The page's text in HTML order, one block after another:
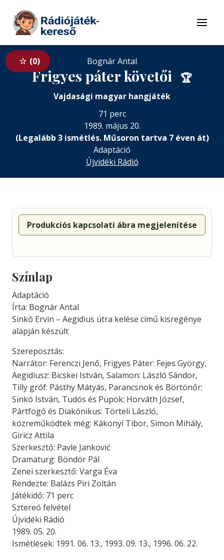
Tovább a tartalomhoz
Menü
0 Bognár Antal
Frigyes páter követői 🏆
Vajdasági magyar hangjáték
71 perc
1989. május 20.
(Legalább 3 ismétlés. Műsoron tartva 7 éven át)
Adaptáció
Újvidéki Rádió
Produkciós kapcsolati ábra megjelenítése
Színlap
Adaptáció
Írta: Bognár Antal
Sinkó Ervin – Aegidius útra kelése című kisregénye
alapján készült
Szereposztás:
Narrátor: Ferenczi Jenő, Frigyes Páter: Fejes György,
Aegidiusz: Bicskei István, Salamon: László Sándor,
Tilly gróf: Pásthy Mátyás, Parancsnok és Börtönőr:
Sinkó István, Tudós és Püpök: Horváth József,
Pártfogó és Diakónikus: Törteli László,
közreműködtek még: Kákonyi Tibor, Simon Mihály,
Giricz Attila
Szerkesztő: Pavle Janković
Dramaturg: Böndör Pál
Zenei szerkesztő: Varga Éva
Rendezte: Balázs Piri Zoltán
Játékidő: 71 perc
Sztereó felvétel
Újvidéki Rádió
1989. 05. 20.
Ismétlések: 1991. 06. 13., 1993. 09. 13., 1996. 06. 22.